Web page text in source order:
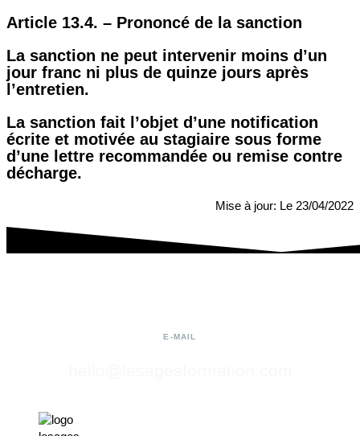
Article 13.4. – Prononcé de la sanction
La sanction ne peut intervenir moins d’un
jour franc ni plus de quinze jours après
l’entretien.
La sanction fait l’objet d’une notification
écrite et motivée au stagiaire sous forme
d’une lettre recommandée ou remise contre
décharge.
Mise à jour: Le 23/04/2022
E-MAIL